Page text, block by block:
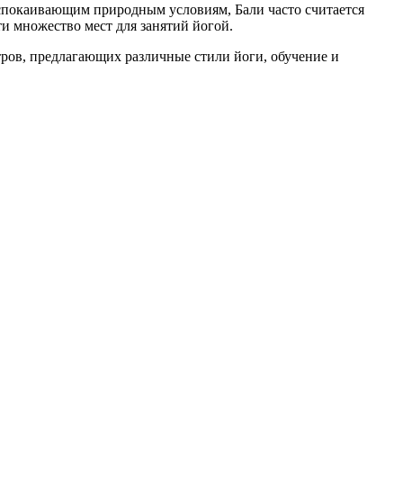
природным условиям, Бали часто считается
множество мест для занятий йогой.
предлагающих различные стили йоги, обучение и